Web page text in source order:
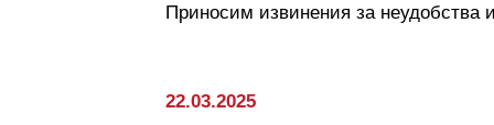
Приносим извинения за неудобства
22.03.2025